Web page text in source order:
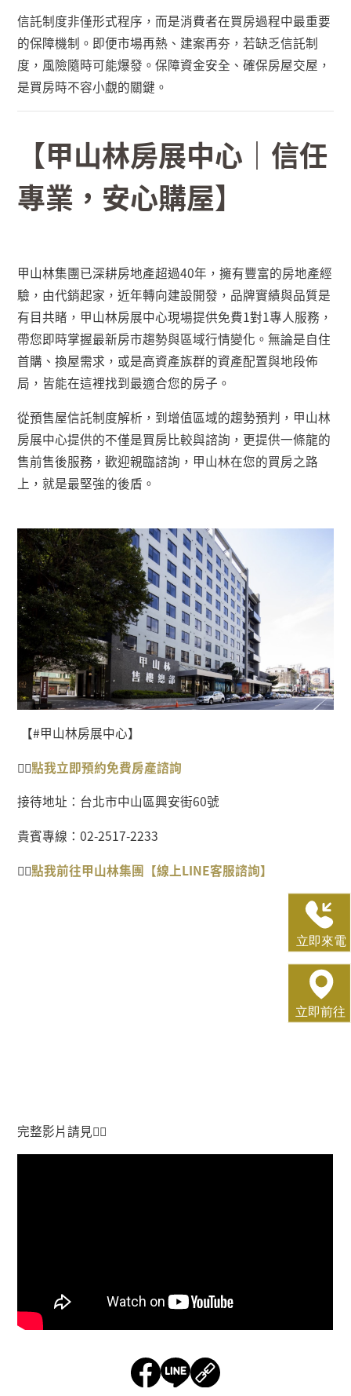
信託制度非僅形式程序，而是消費者在買房過程中最重要
的保障機制。即便市場再熱、建案再夯，若缺乏信託制
度，風險隨時可能爆發。保障資金安全、確保房屋交屋，
是買房時不容小覷的關鍵。
【甲山林房展中心｜信任
專業，安心購屋】
甲山林集團已深耕房地產超過40年，擁有豐富的房地產經
驗，由代銷起家，近年轉向建設開發，品牌實績與品質是
有目共睹，甲山林房展中心現場提供免費1對1專人服務，
帶您即時掌握最新房市趨勢與區域行情變化。無論是自住
首購、換屋需求，或是高資產族群的資產配置與地段佈
局，皆能在這裡找到最適合您的房子。
從預售屋信託制度解析，到增值區域的趨勢預判，甲山林
房展中心提供的不僅是買房比較與諮詢，更提供一條龍的
售前售後服務，歡迎親臨諮詢，甲山林在您的買房之路
上，就是最堅強的後盾。
【#甲山林房展中心】
👉🏻點我立即預約免費房產諮詢
接待地址：台北市中山區興安街60號
貴賓專線：02-2517-2233
👉🏻點我前往甲山林集團【線上LINE客服諮詢】
完整影片請見👇🏻